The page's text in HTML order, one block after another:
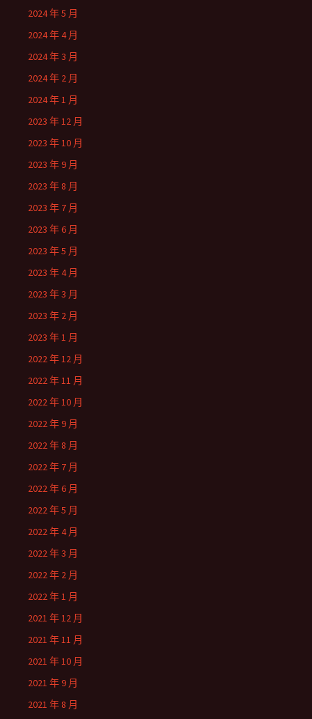
2024 年 5 月
2024 年 4 月
2024 年 3 月
2024 年 2 月
2024 年 1 月
2023 年 12 月
2023 年 10 月
2023 年 9 月
2023 年 8 月
2023 年 7 月
2023 年 6 月
2023 年 5 月
2023 年 4 月
2023 年 3 月
2023 年 2 月
2023 年 1 月
2022 年 12 月
2022 年 11 月
2022 年 10 月
2022 年 9 月
2022 年 8 月
2022 年 7 月
2022 年 6 月
2022 年 5 月
2022 年 4 月
2022 年 3 月
2022 年 2 月
2022 年 1 月
2021 年 12 月
2021 年 11 月
2021 年 10 月
2021 年 9 月
2021 年 8 月